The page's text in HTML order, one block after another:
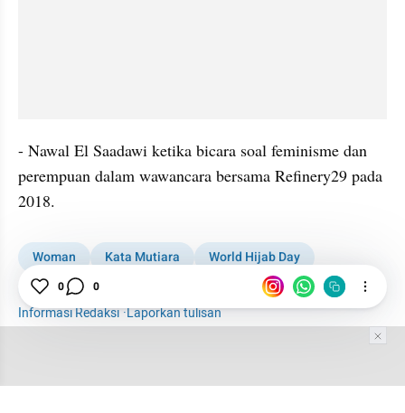
- Nawal El Saadawi ketika bicara soal feminisme dan
perempuan dalam wawancara bersama Refinery29 pada
2018.
Woman Kata Mutiara
World Hijab Day
Hari Hijab Sedunia
Informasi Redaksi·Laporkan tulisan
0 0